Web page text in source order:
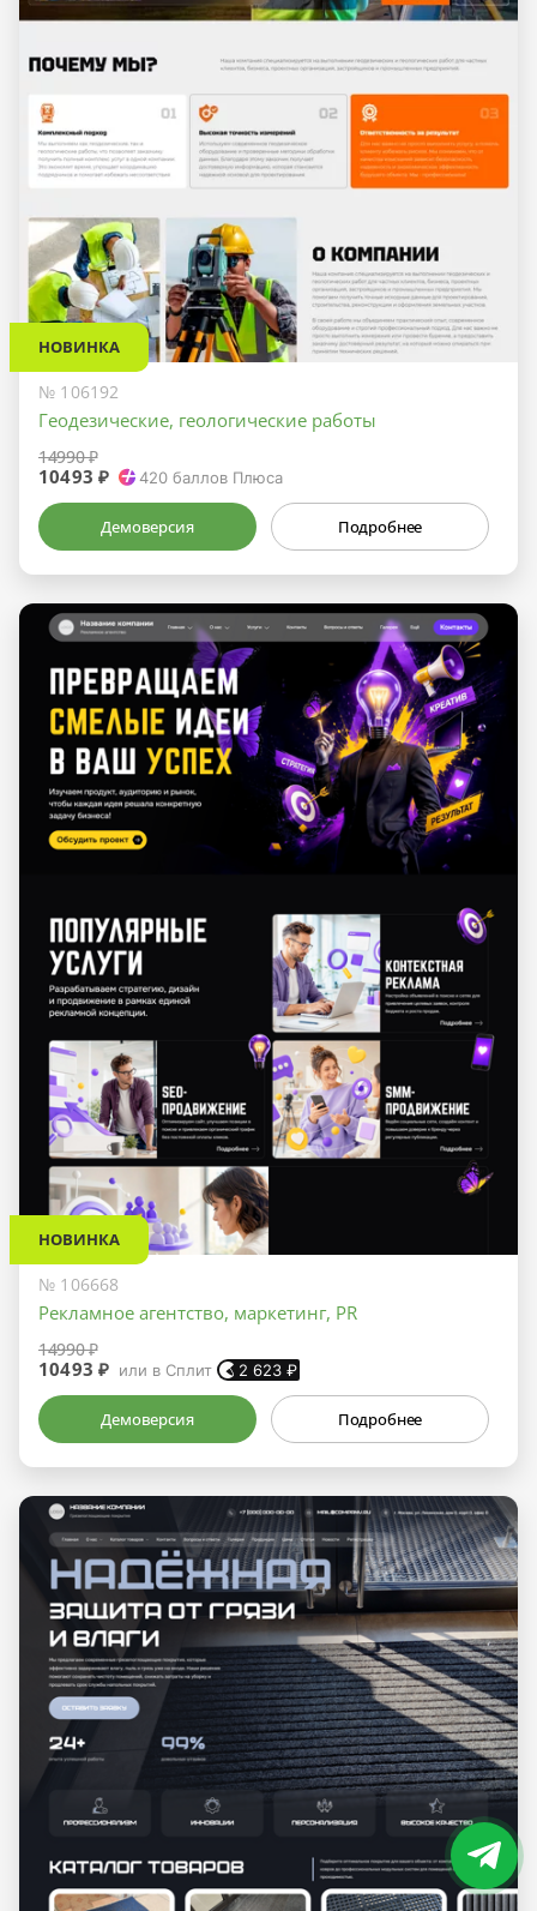
НОВИНКА
№ 106192
Геодезические, геологические работы
14990 ₽
10493 ₽ 420 баллов Плюса
Демоверсия Подробнее
НОВИНКА
№ 106668
Рекламное агентство, маркетинг, PR
14990 ₽
10493 ₽ или в Сплит 2 623 ₽
Демоверсия Подробнее